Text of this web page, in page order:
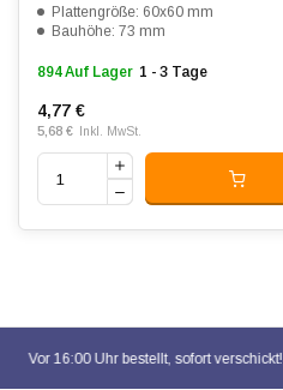
Plattengröße: 60x60 mm
Bauhöhe: 73 mm
894 Auf Lager 1 - 3 Tage
4,77 €
5,68 € Inkl. MwSt.
Vor 16:00 Uhr bestellt, sofort verschickt!